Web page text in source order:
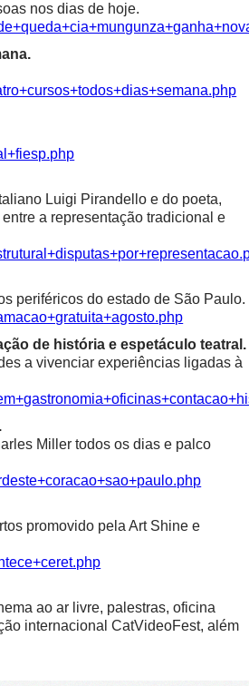
nos dias de hoje.
Luigi Pirandello e do poeta,
a representação tradicional e
periféricos do estado de São Paulo.
de história e espetáculo teatral.
a vivenciar experiências ligadas à
Miller todos os dias e palco
promovido pela Art Shine e
ao ar livre, palestras, oficina
internacional CatVideoFest, além